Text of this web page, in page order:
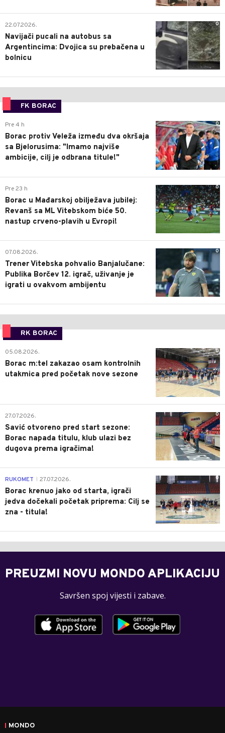
0
22.07.2026.
Navijači pucali na autobus sa
Argentincima: Dvojica su prebačena u
bolnicu
FK BORAC
0
Pre 4 h
Borac protiv Veleža između dva okršaja
sa Bjelorusima: "Imamo najviše
ambicije, cilj je odbrana titule!"
0
Pre 23 h
Borac u Mađarskoj obilježava jubilej:
Revanš sa ML Vitebskom biće 50.
nastup crveno-plavih u Evropi!
0
07.08.2026.
Trener Vitebska pohvalio Banjalučane:
Publika Borčev 12. igrač, uživanje je
igrati u ovakvom ambijentu
RK BORAC
0
05.08.2026.
Borac m:tel zakazao osam kontrolnih
utakmica pred početak nove sezone
0
27.07.2026.
Savić otvoreno pred start sezone:
Borac napada titulu, klub ulazi bez
dugova prema igračima!
0
RUKOMET 27.07.2026.
Borac krenuo jako od starta, igrači
jedva dočekali početak priprema: Cilj se
zna - titula!
PREUZMI NOVU MONDO APLIKACIJU
Savršen spoj vijesti i zabave.
MONDO